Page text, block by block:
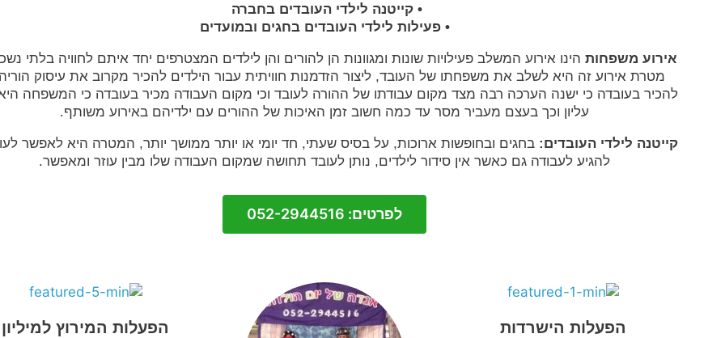
• קייטנה לילדי העובדים בחברה
• פעילות לילדי העובדים בחגים ובמועדים
אירוע משפחות הינו אירוע המשלב פעילויות שונות ומגוונות הן להורים והן לילדים המצטרפים יחד איתם לחוויה בלתי
מטרת אירוע זה היא לשלב את משפחתו של העובד, ליצור הזדמנות חוויתית עבור הילדים להכיר מקרוב את עיסוק
להכיר בעובדה כי ישנה הערכה רבה מצד מקום עבודתו של ההורה לעובד וכי מקום העבודה מכיר בעובדה כי המשפחה
עליון וכך בעצם מעביר מסר עד כמה חשוב זמן האיכות של ההורים עם ילדיהם באירוע משותף.
קייטנה לילדי העובדים: בחגים ובחופשות ארוכות, על בסיס שעתי, חד יומי או יותר ממושך יותר, המטרה היא לאפשר
להגיע לעבודה גם כאשר אין סידור לילדים, נותן לעובד תחושה שמקום העבודה שלו מבין עוזר ומאפשר.
לפרטים: 052-2944516
הפעלות הישרדות הפעלות המירוץ למיליון